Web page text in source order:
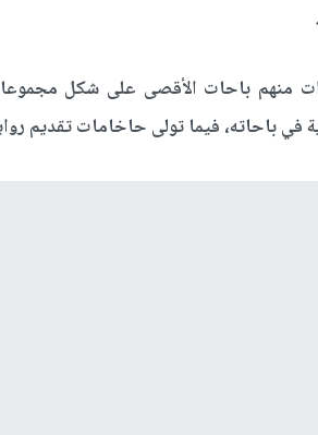
منهم باحات الأقصى على شكل
في باحاته، فيما تولى حاخامات تقديم